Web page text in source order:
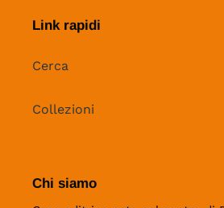
Link rapidi
Cerca
Collezioni
Chi siamo